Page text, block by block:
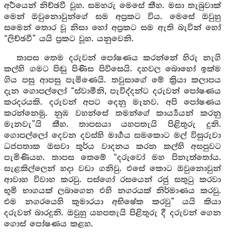
අර්‍ථයෙන් නිච්ඡවී වූහ. සමහරු මෙසේ කීහ. මසා තැබුවාක්
මෙන් ඔවුනොවුන්ගේ සම අප්‍රකට විය. මෙසේ ඔවුහු
සමෙන් තොර වූ නිසා හෝ අප්‍රකට සම ඇති බැවින් හෝ
“ලිච්ඡවී” යයි ප්‍රකට වූහ. යනුවෙනි.
තාපස තෙම දරුවන් පෝෂණය කරන්නේ හිරු නැගි
කල්හි ගමට පිඬු පිණිස පිවිසෙයි. දහවල බොහෝ ඉක්ම
ගිය පසු ආපසු පැමිණෙයි. තවුසාගේ මේ ක්‍රියා කලාපය
දැන ගොපල්ලෝ “ස්වාමීනි, පැවිද්දන්ට දරුවන් පෝෂණය
කරදරයකි. දරුවන් අපට දෙනු මැනව. අපි පෝෂණය
කරන්නෙමු. නුඹ වහන්සේ තමන්ගේ කාර්‍ය්‍යයන් කරනු
මැනවැ”යි කීහ. තාපසයා යහපතැයි පිළිතුරු දුනි.
ගොපල්ලෝ දෙවන දවස්හි මාර්‍ගය සමකොට මල් විසුරුවා
ධජපතාක ඔසවා තූර්ය වාදනය කරන කල්හි අසපුවට
පැමිණියහ. තාපස තෙමේ “දරුවෝ මහ පිනැත්තෝය.
සැළකිල්ලෙන් හදා වඩා ගනිවු. එසේ කොට ඔවුනොවුන්
ආවාහ විවාහ කරවු. පස්ගෝ රසයෙන් රජු සතුටු කරවා
භූමි භාගයක් ලබාගෙන එහි නගරයක් නිර්මාණය කරවු.
එම නගරයෙහි කුමාරයා අභිෂේක කරවු” යයි කියා
දරුවන් බාරදුනි. ඔවුහු යහපතැයි පිළිතුරු දී දරුවන් ගෙන
ගොස් පෝෂණය කළහ.